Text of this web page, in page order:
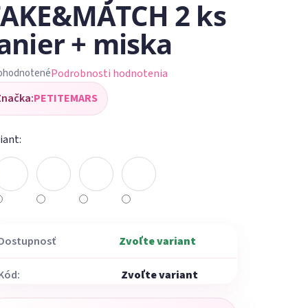
2 ks
+ miska
Podrobnosti hodnotenia
PETITEMARS
Zvoľte variant
Zvoľte variant